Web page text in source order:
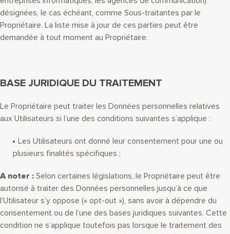
désignées, le cas échéant, comme Sous-traitantes par le
Propriétaire. La liste mise à jour de ces parties peut être
demandée à tout moment au Propriétaire.
BASE JURIDIQUE DU TRAITEMENT
Le Propriétaire peut traiter les Données personnelles relatives
aux Utilisateurs si l’une des conditions suivantes s’applique :
Les Utilisateurs ont donné leur consentement pour une ou
plusieurs finalités spécifiques ;
A noter : Selon certaines législations, le Propriétaire peut être
autorisé à traiter des Données personnelles jusqu’à ce que
l’Utilisateur s’y oppose (« opt-out »), sans avoir à dépendre du
consentement ou de l’une des bases juridiques suivantes. Cette
condition ne s’applique toutefois pas lorsque le traitement des